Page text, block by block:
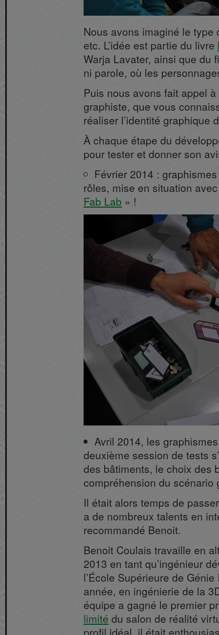
Nous avons imaginé le
etc. L’idée est partie du livre
Warja Lavater, ainsi que du
ni parole, où les
Puis nous avons fait appel à
graphiste, que vous
réaliser l’identité graphique
À chaque étape du
pour tester et donner son
Février 2014 :
rôles, mise en situation
Fab Lab » !
Avril 2014, les
deuxième session de tests
des bâtiments, le choix des
compréhension du
Il était alors temps de
a de nombreux talents en
recommandé Benoit.
Benoit Coulais travaille en
2013 en tant qu’ingénieur
l’École Supérieure de
année, en ingénierie de la
équipe a gagné le premier
limité du salon de réalité
profil idéal, il était